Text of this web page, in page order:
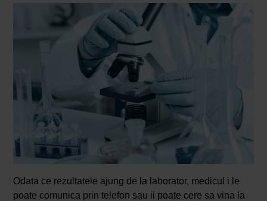
Odata ce rezultatele ajung de la laborator, medicul i le
poate comunica prin telefon sau ii poate cere sa vina la